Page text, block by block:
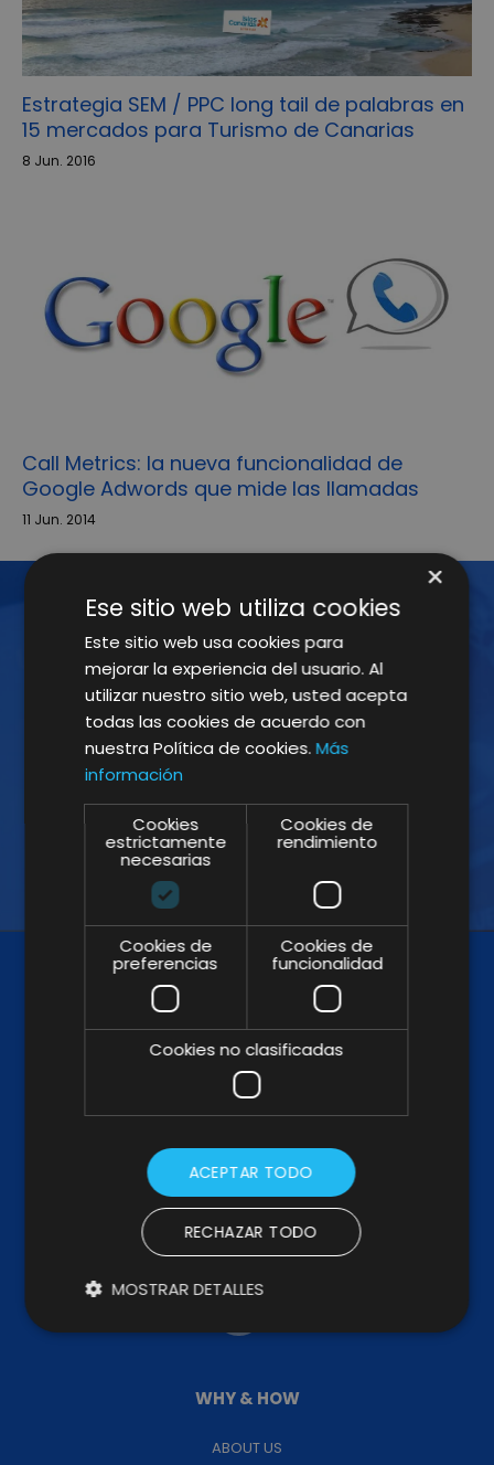
Estrategia SEM / PPC long tail de palabras en
15 mercados para Turismo de Canarias
8 Jun. 2016
Call Metrics: la nueva funcionalidad de
Google Adwords que mide las llamadas
11 Jun. 2014
¡ÚNETE A LA NEWSLETTER!
Suscríbete a nuestra Newsletter y no te
pierdas nuestros insights
BROCHURE
WHY & HOW
ABOUT US
×
Ese sitio web utiliza cookies
Este sitio web usa cookies para
mejorar la experiencia del usuario. Al
utilizar nuestro sitio web, usted acepta
todas las cookies de acuerdo con
nuestra Política de cookies.Más
información
Cookies
estrictamente
necesarias
Cookies de
rendimiento
Cookies de
preferencias
Cookies de
funcionalidad
Cookies no clasificadas
ACEPTAR TODO
RECHAZAR TODO
MOSTRAR DETALLES